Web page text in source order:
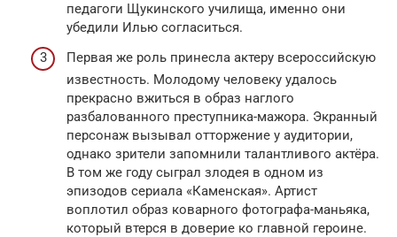
педагоги Щукинского училища, именно они
убедили Илью согласиться.
Первая же роль принесла актеру всероссийскую
известность. Молодому человеку удалось
прекрасно вжиться в образ наглого
разбалованного преступника-мажора. Экранный
персонаж вызывал отторжение у аудитории,
однако зрители запомнили талантливого актёра.
В том же году сыграл злодея в одном из
эпизодов сериала «Каменская». Артист
воплотил образ коварного фотографа-маньяка,
который втерся в доверие ко главной героине.